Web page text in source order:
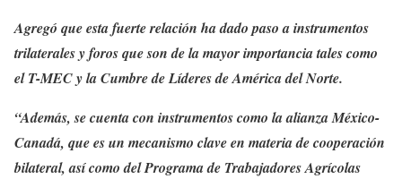
Agregó que esta fuerte relación ha dado paso a instrumentos
trilaterales y foros que son de la mayor importancia tales como
el T-MEC y la Cumbre de Líderes de América del Norte.
“Además, se cuenta con instrumentos como la alianza México-
Canadá, que es un mecanismo clave en materia de cooperación
bilateral, así como del Programa de Trabajadores Agrícolas